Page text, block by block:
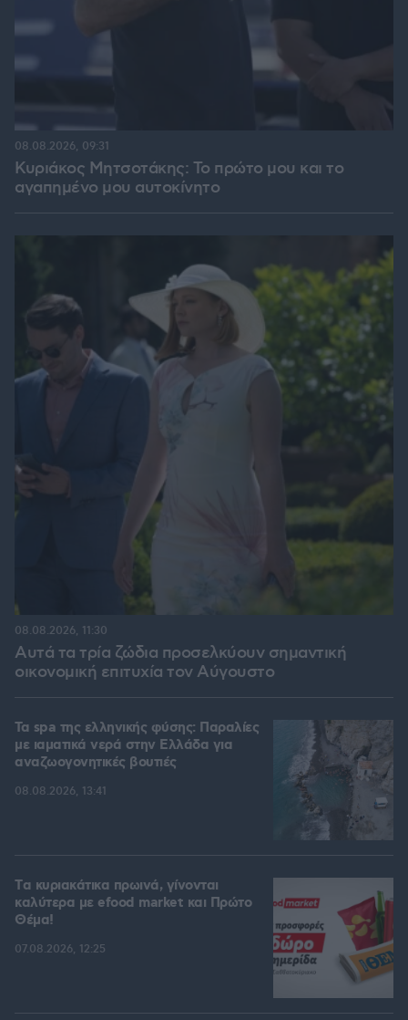
Κυριάκος Μητσοτάκης: Το πρώτο μου και το
αγαπημένο μου αυτοκίνητο
08.08.2026, 09:31
Αυτά τα τρία ζώδια προσελκύουν σημαντική
οικονομική επιτυχία τον Αύγουστο
08.08.2026, 11:30
Τα spa της ελληνικής φύσης: Παραλίες
με ιαματικά νερά στην Ελλάδα για
αναζωογονητικές βουτιές
08.08.2026, 13:41
Tα κυριακάτικα πρωινά, γίνονται
καλύτερα με efood market και Πρώτο
Θέμα!
07.08.2026, 12:25